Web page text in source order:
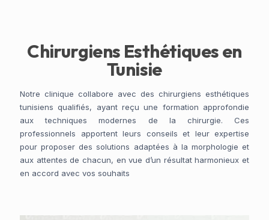
Chirurgiens Esthétiques en
Tunisie
Notre clinique collabore avec des chirurgiens esthétiques
tunisiens qualifiés, ayant reçu une formation approfondie
aux techniques modernes de la chirurgie. Ces
professionnels apportent leurs conseils et leur expertise
pour proposer des solutions adaptées à la morphologie et
aux attentes de chacun, en vue d’un résultat harmonieux et
en accord avec vos souhaits